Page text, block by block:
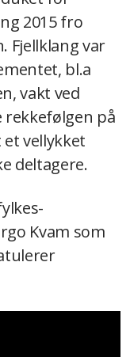
2015 fro
Fjellklang var
bl.a
vakt ved
rekkefølgen på
vellykket
deltagere.
Kvam som